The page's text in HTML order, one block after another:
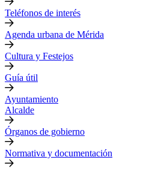
Teléfonos de interés
Agenda urbana de Mérida
Cultura y Festejos
Guía útil
Ayuntamiento
Alcalde
Órganos de gobierno
Normativa y documentación